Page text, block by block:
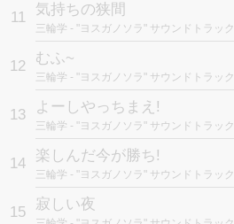
11 気持ちの狭間
三輪学 - "ヨスガノソラ" サウンドトラック
12 むふ~
三輪学 - "ヨスガノソラ" サウンドトラック
13 よーしやっちまえ!
三輪学 - "ヨスガノソラ" サウンドトラック
14 楽しんだ今が勝ち!
三輪学 - "ヨスガノソラ" サウンドトラック
15 寂しい夜